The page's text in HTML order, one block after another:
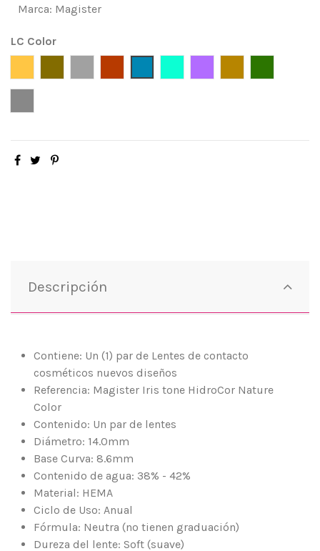
Marca: Magister
LC Color
Descripción
Contiene: Un (1) par de Lentes de contacto
cosméticos nuevos diseños
Referencia: Magister Iris tone HidroCor Nature
Color
Contenido: Un par de lentes
Diámetro: 14.0mm
Base Curva: 8.6mm
Contenido de agua: 38% - 42%
Material: HEMA
Ciclo de Uso: Anual
Fórmula: Neutra (no tienen graduación)
Dureza del lente: Soft (suave)